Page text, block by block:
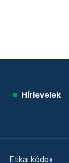
Hírlevelek
Etikai kódex